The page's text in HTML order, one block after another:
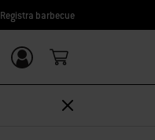
Registra barbecue
Accedi/
Registrati